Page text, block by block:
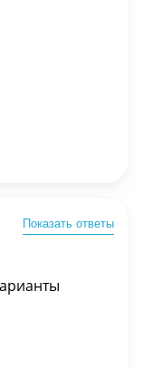
Показать ответы